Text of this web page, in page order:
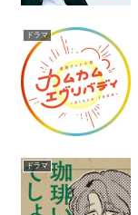
ドラマ
ドラマ